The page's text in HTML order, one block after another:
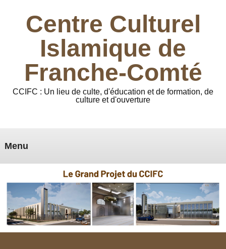
Centre Culturel
Islamique de
Franche-Comté
CCIFC : Un lieu de culte, d'éducation et de formation, de
culture et d'ouverture
Menu